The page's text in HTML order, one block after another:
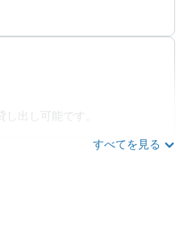
出し可能です。
すべてを見る